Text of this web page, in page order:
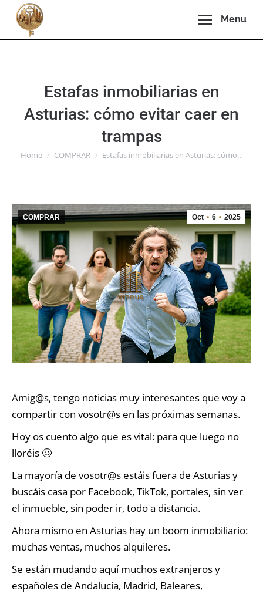
Menu
Estafas inmobiliarias en
Asturias: cómo evitar caer en
trampas
You are here:
Home COMPRAR Estafas inmobiliarias en Asturias: cómo…
Oct 6 2025
COMPRAR
Amig@s, tengo noticias muy interesantes que voy a
compartir con vosotr@s en las próximas semanas.
Hoy os cuento algo que es vital: para que luego no
lloréis 🥴
La mayoría de vosotr@s estáis fuera de Asturias y
buscáis casa por Facebook, TikTok, portales, sin ver
el inmueble, sin poder ir, todo a distancia.
Ahora mismo en Asturias hay un boom inmobiliario:
muchas ventas, muchos alquileres.
Se están mudando aquí muchos extranjeros y
españoles de Andalucía, Madrid, Baleares,